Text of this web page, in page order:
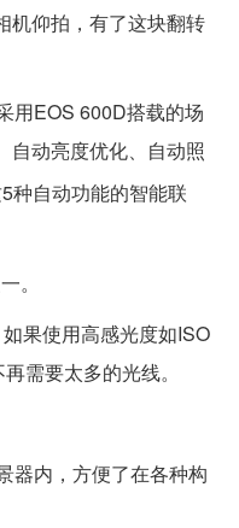
机仰拍，有了这块翻转
用EOS 600D搭载的场
自动亮度优化、自动照
种自动功能的智能联
。
果使用高感光度如ISO
需要太多的光线。
器内，方便了在各种构